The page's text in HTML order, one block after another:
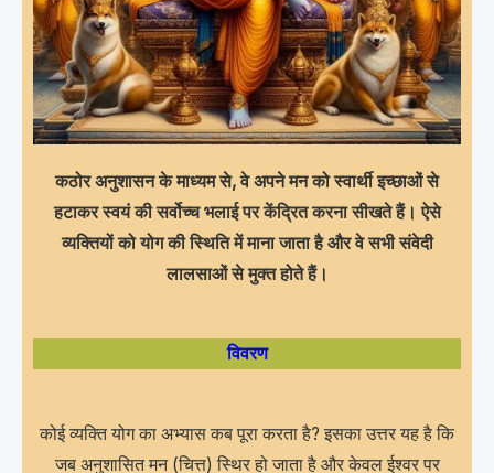
कठोर अनुशासन के माध्यम से, वे अपने मन को स्वार्थी इच्छाओं से
हटाकर स्वयं की सर्वोच्च भलाई पर केंद्रित करना सीखते हैं। ऐसे
व्यक्तियों को योग की स्थिति में माना जाता है और वे सभी संवेदी
लालसाओं से मुक्त होते हैं।
विवरण
कोई व्यक्ति योग का अभ्यास कब पूरा करता है? इसका उत्तर यह है कि
जब अनुशासित मन (चित्त) स्थिर हो जाता है और केवल ईश्वर पर